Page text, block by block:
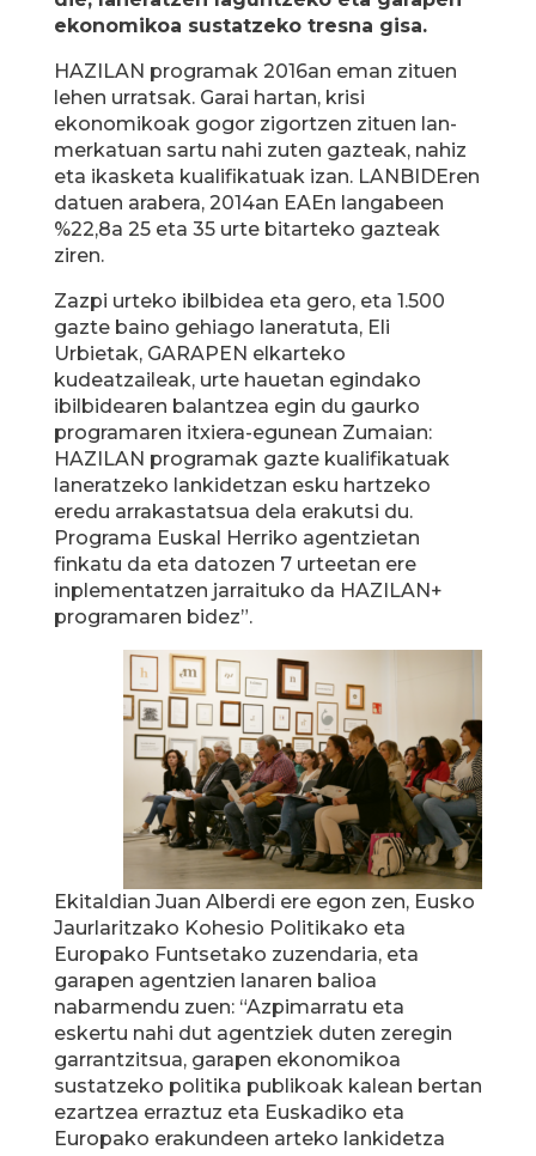
ekonomikoa sustatzeko tresna gisa.
HAZILAN programak 2016an eman zituen
lehen urratsak. Garai hartan, krisi
ekonomikoak gogor zigortzen zituen lan-
merkatuan sartu nahi zuten gazteak, nahiz
eta ikasketa kualifikatuak izan. LANBIDEren
datuen arabera, 2014an EAEn langabeen
%22,8a 25 eta 35 urte bitarteko gazteak
ziren.
Zazpi urteko ibilbidea eta gero, eta 1.500
gazte baino gehiago laneratuta, Eli
Urbietak, GARAPEN elkarteko
kudeatzaileak, urte hauetan egindako
ibilbidearen balantzea egin du gaurko
programaren itxiera-egunean Zumaian:
HAZILAN programak gazte kualifikatuak
laneratzeko lankidetzan esku hartzeko
eredu arrakastatsua dela erakutsi du.
Programa Euskal Herriko agentzietan
finkatu da eta datozen 7 urteetan ere
inplementatzen jarraituko da HAZILAN+
programaren bidez”.
Ekitaldian Juan Alberdi ere egon zen, Eusko
Jaurlaritzako Kohesio Politikako eta
Europako Funtsetako zuzendaria, eta
garapen agentzien lanaren balioa
nabarmendu zuen: “Azpimarratu eta
eskertu nahi dut agentziek duten zeregin
garrantzitsua, garapen ekonomikoa
sustatzeko politika publikoak kalean bertan
ezartzea erraztuz eta Euskadiko eta
Europako erakundeen arteko lankidetza